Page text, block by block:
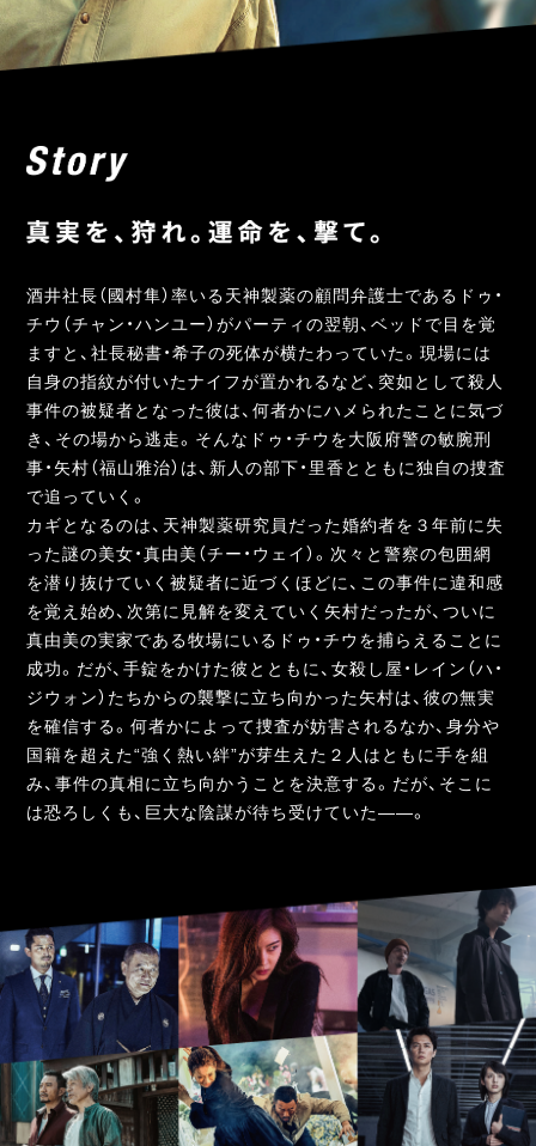
酒井社長（國村隼）率いる天神製薬の顧問弁護士であるドゥ・
チウ（チャン・ハンユー）がパーティの翌朝、ベッドで目を覚
ますと、社長秘書・希子の死体が横たわっていた。現場には
自身の指紋が付いたナイフが置かれるなど、突如として殺人
事件の被疑者となった彼は、何者かにハメられたことに気づ
き、その場から逃走。そんなドゥ・チウを大阪府警の敏腕刑
事・矢村（福山雅治）は、新人の部下・里香とともに独自の捜査
で追っていく。
カギとなるのは、天神製薬研究員だった婚約者を３年前に失
った謎の美女・真由美（チー・ウェイ）。次々と警察の包囲網
を潜り抜けていく被疑者に近づくほどに、この事件に違和感
を覚え始め、次第に見解を変えていく矢村だったが、ついに
真由美の実家である牧場にいるドゥ・チウを捕らえることに
成功。だが、手錠をかけた彼とともに、女殺し屋・レイン（ハ・
ジウォン）たちからの襲撃に立ち向かった矢村は、彼の無実
を確信する。何者かによって捜査が妨害されるなか、身分や
国籍を超えた“強く熱い絆”が芽生えた２人はともに手を組
み、事件の真相に立ち向かうことを決意する。だが、そこに
は恐ろしくも、巨大な陰謀が待ち受けていた――。